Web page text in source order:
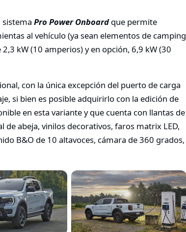
sistema Pro Power Onboardque permite
al vehículo (ya sean elementos de camping
kW (10 amperios) y en opción, 6,9 kW (30
con la única excepción del puerto de carga
si bien es posible adquirirlo con la edición de
en esta variante y que cuenta con llantas de
abeja, vinilos decorativos, faros matrix LED,
B&O de 10 altavoces, cámara de 360 grados,